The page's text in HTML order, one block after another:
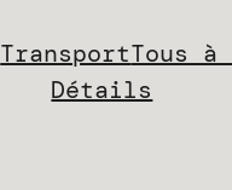
TransportTous
Détails